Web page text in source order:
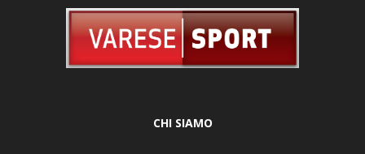
CHI SIAMO